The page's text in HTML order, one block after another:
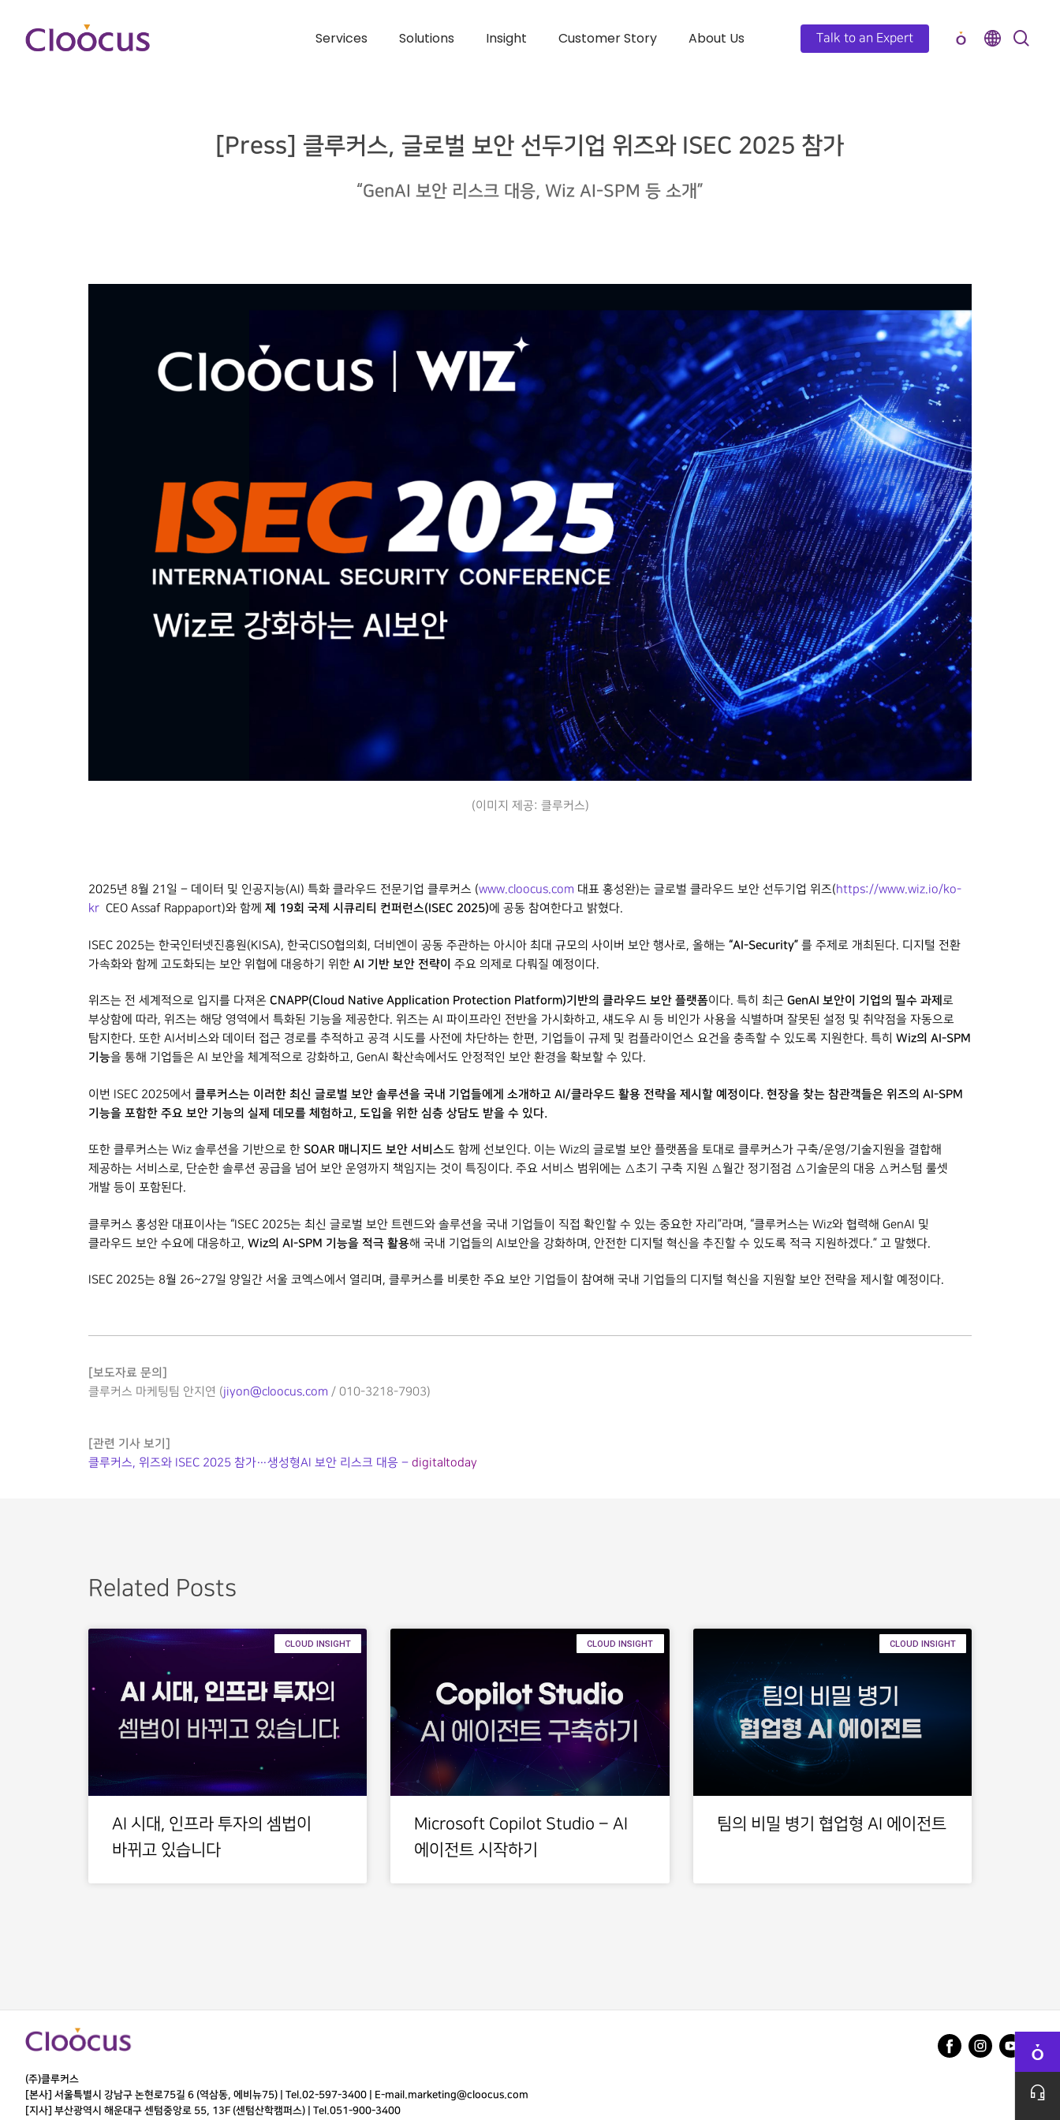
Services Solutions Insight Customer Story About Us Talk to an Expert
[Press] 클루커스, 글로벌 보안 선두기업 위즈와 ISEC 2025 참가
“GenAI 보안 리스크 대응, Wiz AI-SPM 등 소개”
(이미지 제공: 클루커스)
2025년 8월 21일 – 데이터 및 인공지능(AI) 특화 클라우드 전문기업 클루커스 (www.cloocus.com 대표 홍성완)는 글로벌 클라우드 보안 선두기업 위즈(https://www.wiz.io/ko-
kr CEO Assaf Rappaport)와 함께 제 19회 국제 시큐리티 컨퍼런스(ISEC 2025)에 공동 참여한다고 밝혔다.
ISEC 2025는 한국인터넷진흥원(KISA), 한국CISO협의회, 더비엔이 공동 주관하는 아시아 최대 규모의 사이버 보안 행사로, 올해는 “AI-Security” 를 주제로 개최된다. 디지털 전환
가속화와 함께 고도화되는 보안 위협에 대응하기 위한 AI 기반 보안 전략이 주요 의제로 다뤄질 예정이다.
위즈는 전 세계적으로 입지를 다져온 CNAPP(Cloud Native Application Protection Platform)기반의 클라우드 보안 플랫폼이다. 특히 최근 GenAI 보안이 기업의 필수 과제 로
부상함에 따라, 위즈는 해당 영역에서 특화된 기능을 제공한다. 위즈는 AI 파이프라인 전반을 가시화하고, 섀도우 AI 등 비인가 사용을 식별하며 잘못된 설정 및 취약점을 자동으로
탐지한다. 또한 AI서비스와 데이터 접근 경로를 추적하고 공격 시도를 사전에 차단하는 한편, 기업들이 규제 및 컴플라이언스 요건을 충족할 수 있도록 지원한다. 특히 Wiz의 AI-SPM
기능을 통해 기업들은 AI 보안을 체계적으로 강화하고, GenAI 확산속에서도 안정적인 보안 환경을 확보할 수 있다.
이번 ISEC 2025에서 클루커스는 이러한 최신 글로벌 보안 솔루션을 국내 기업들에게 소개하고 AI/클라우드 활용 전략을 제시할 예정이다. 현장을 찾는 참관객들은 위즈의 AI-SPM
기능을 포함한 주요 보안 기능의 실제 데모를 체험하고, 도입을 위한 심층 상담도 받을 수 있다.
또한 클루커스는 Wiz 솔루션을 기반으로 한 SOAR 매니지드 보안 서비스도 함께 선보인다. 이는 Wiz의 글로벌 보안 플랫폼을 토대로 클루커스가 구축/운영/기술지원을 결합해
제공하는 서비스로, 단순한 솔루션 공급을 넘어 보안 운영까지 책임지는 것이 특징이다. 주요 서비스 범위에는 △초기 구축 지원 △월간 정기점검 △기술문의 대응 △커스텀 룰셋
개발 등이 포함된다.
클루커스 홍성완 대표이사는 “ISEC 2025는 최신 글로벌 보안 트렌드와 솔루션을 국내 기업들이 직접 확인할 수 있는 중요한 자리”라며, “클루커스는 Wiz와 협력해 GenAI 및
클라우드 보안 수요에 대응하고, Wiz의 AI-SPM 기능을 적극 활용해 국내 기업들의 AI보안을 강화하며, 안전한 디지털 혁신을 추진할 수 있도록 적극 지원하겠다.” 고 말했다.
ISEC 2025는 8월 26~27일 양일간 서울 코엑스에서 열리며, 클루커스를 비롯한 주요 보안 기업들이 참여해 국내 기업들의 디지털 혁신을 지원할 보안 전략을 제시할 예정이다.
[보도자료 문의]
클루커스 마케팅팀 안지연 (jiyon@cloocus.com / 010-3218-7903)
[관련 기사 보기]
클루커스, 위즈와 ISEC 2025 참가…생성형AI 보안 리스크 대응 – digitaltoday
Related Posts
CLOUD INSIGHT
AI 시대, 인프라 투자의 셈법이
바뀌고 있습니다
CLOUD INSIGHT
Microsoft Copilot Studio – AI
에이전트 시작하기
CLOUD INSIGHT
팀의 비밀 병기 협업형 AI 에이전트
(주)클루커스
[본사] 서울특별시 강남구 논현로75길 6 (역삼동, 에비뉴75) | Tel.02-597-3400 E-mail.marketing@cloocus.com
[지사] 부산광역시 해운대구 센텀중앙로 55, 13F (센텀산학캠퍼스) | Tel.051-900-3400